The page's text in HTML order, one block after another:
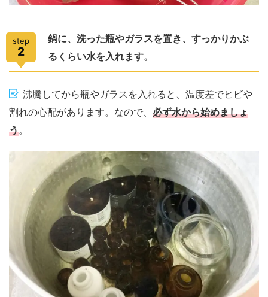
step
2
鍋に、洗った瓶やガラスを置き、すっかりかぶ
るくらい水を入れます。
沸騰してから瓶やガラスを入れると、温度差でヒビや
割れの心配があります。なので、 必ず水から始めましょ
う。